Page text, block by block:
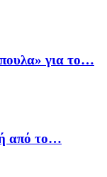
για το…
από το…